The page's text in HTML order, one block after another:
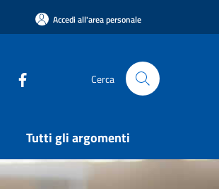
Accedi all'area personale
Cerca
Tutti gli argomenti